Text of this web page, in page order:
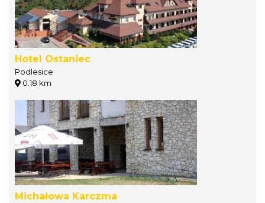
Hotel Ostaniec
Podlesice
0.18 km
Michałowa Karczma